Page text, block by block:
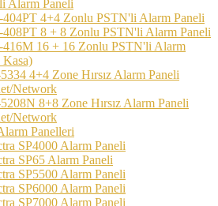
Alarm Paneli
4+4 Zonlu PSTN'li Alarm Paneli
8 + 8 Zonlu PSTN'li Alarm Paneli
16 + 16 Zonlu PSTN'li Alarm
Kasa)
4+4 Zone Hırsız Alarm Paneli
Network
8+8 Zone Hırsız Alarm Paneli
Network
Panelleri
SP4000 Alarm Paneli
SP65 Alarm Paneli
SP5500 Alarm Paneli
SP6000 Alarm Paneli
SP7000 Alarm Paneli